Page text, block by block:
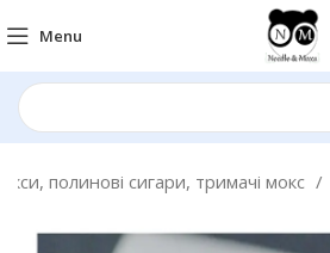
Menu
полинові сигари, тримачі мокс